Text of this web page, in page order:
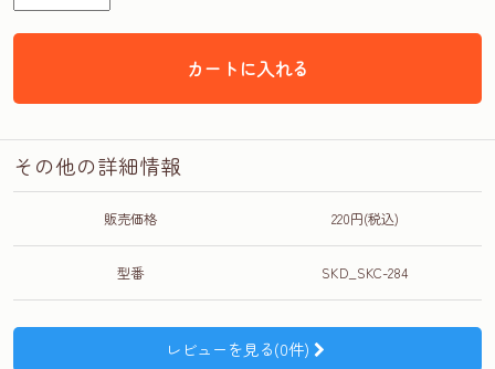
カートに入れる
その他の詳細情報
販売価格 220円(税込)
型番 SKD_SKC-284
レビューを見る(0件)